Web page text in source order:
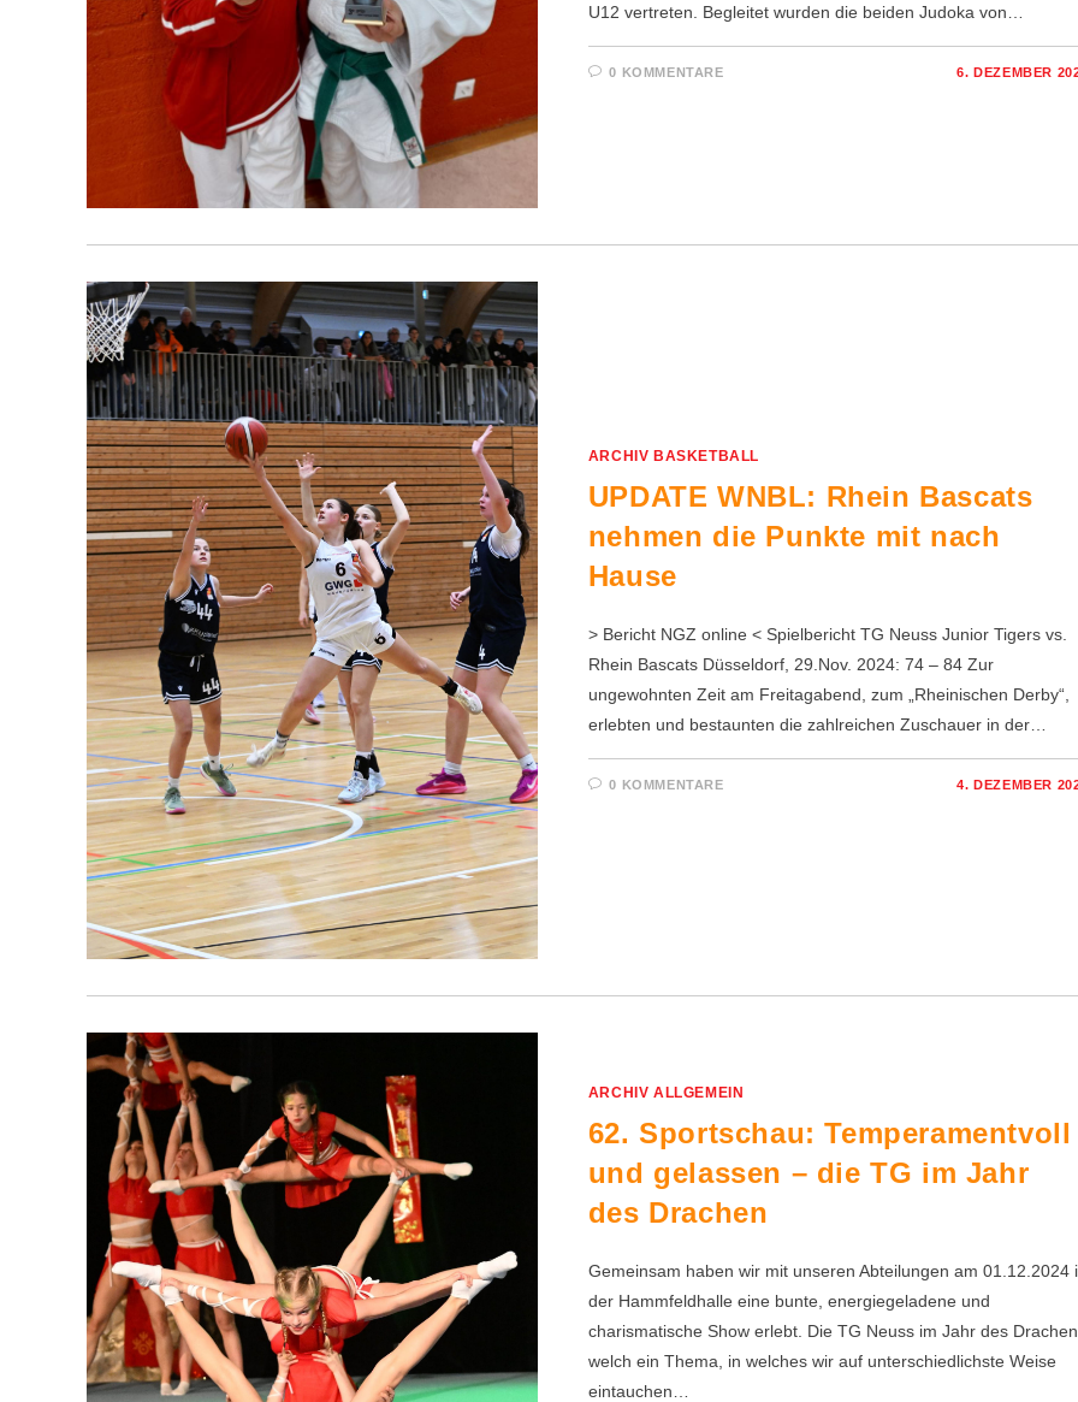
U12 vertreten. Begleitet wurden die beiden Judoka von…
0 KOMMENTARE 6. DEZEMBER
ARCHIV BASKETBALL
UPDATE WNBL: Rhein Bascats
nehmen die Punkte mit nach
Hause
> Bericht NGZ online < Spielbericht TG Neuss Junior Tigers vs.
Rhein Bascats Düsseldorf, 29.Nov. 2024: 74 – 84 Zur
ungewohnten Zeit am Freitagabend, zum „Rheinischen Derby“,
erlebten und bestaunten die zahlreichen Zuschauer in der…
0 KOMMENTARE 4. DEZEMBER
ARCHIV ALLGEMEIN
62. Sportschau: Temperamentvoll
und gelassen – die TG im Jahr
des Drachen
Gemeinsam haben wir mit unseren Abteilungen am 01.12.2024
der Hammfeldhalle eine bunte, energiegeladene und
charismatische Show erlebt. Die TG Neuss im Jahr des
welch ein Thema, in welches wir auf unterschiedlichste Weise
eintauchen…